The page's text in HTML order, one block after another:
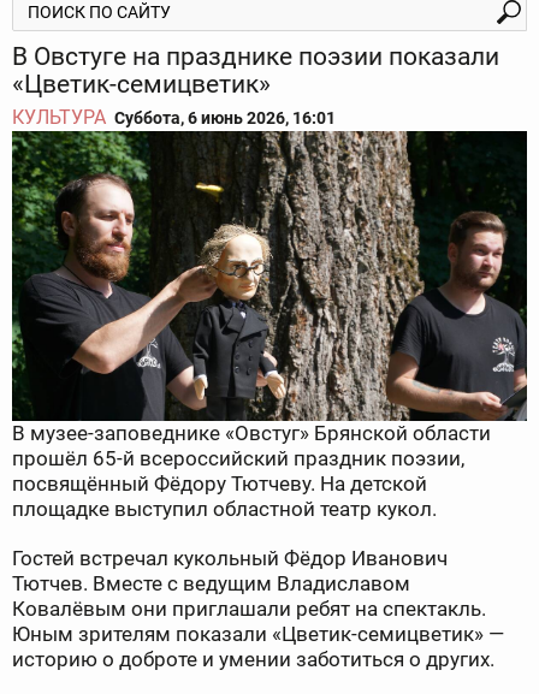
В Овстуге на празднике поэзии показали
«Цветик-семицветик»
КУЛЬТУРА Суббота, 6 июнь 2026, 16:01
В музее-заповеднике «Овстуг» Брянской области
прошёл 65-й всероссийский праздник поэзии,
посвящённый Фёдору Тютчеву. На детской
площадке выступил областной театр кукол.
Гостей встречал кукольный Фёдор Иванович
Тютчев. Вместе с ведущим Владиславом
Ковалёвым они приглашали ребят на спектакль.
Юным зрителям показали «Цветик-семицветик» —
историю о доброте и умении заботиться о других.